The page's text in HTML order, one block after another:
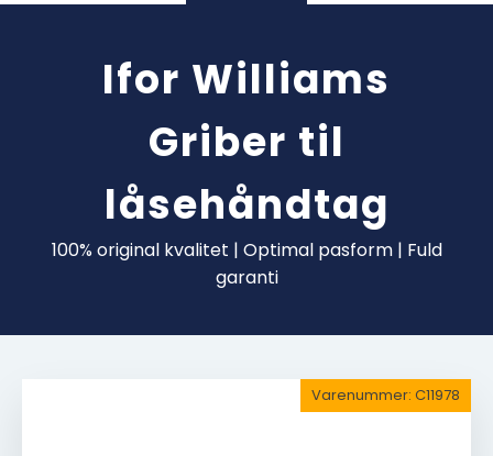
Ifor Williams
Griber til
låsehåndtag
100% original kvalitet | Optimal pasform | Fuld
garanti
Varenummer: C11978